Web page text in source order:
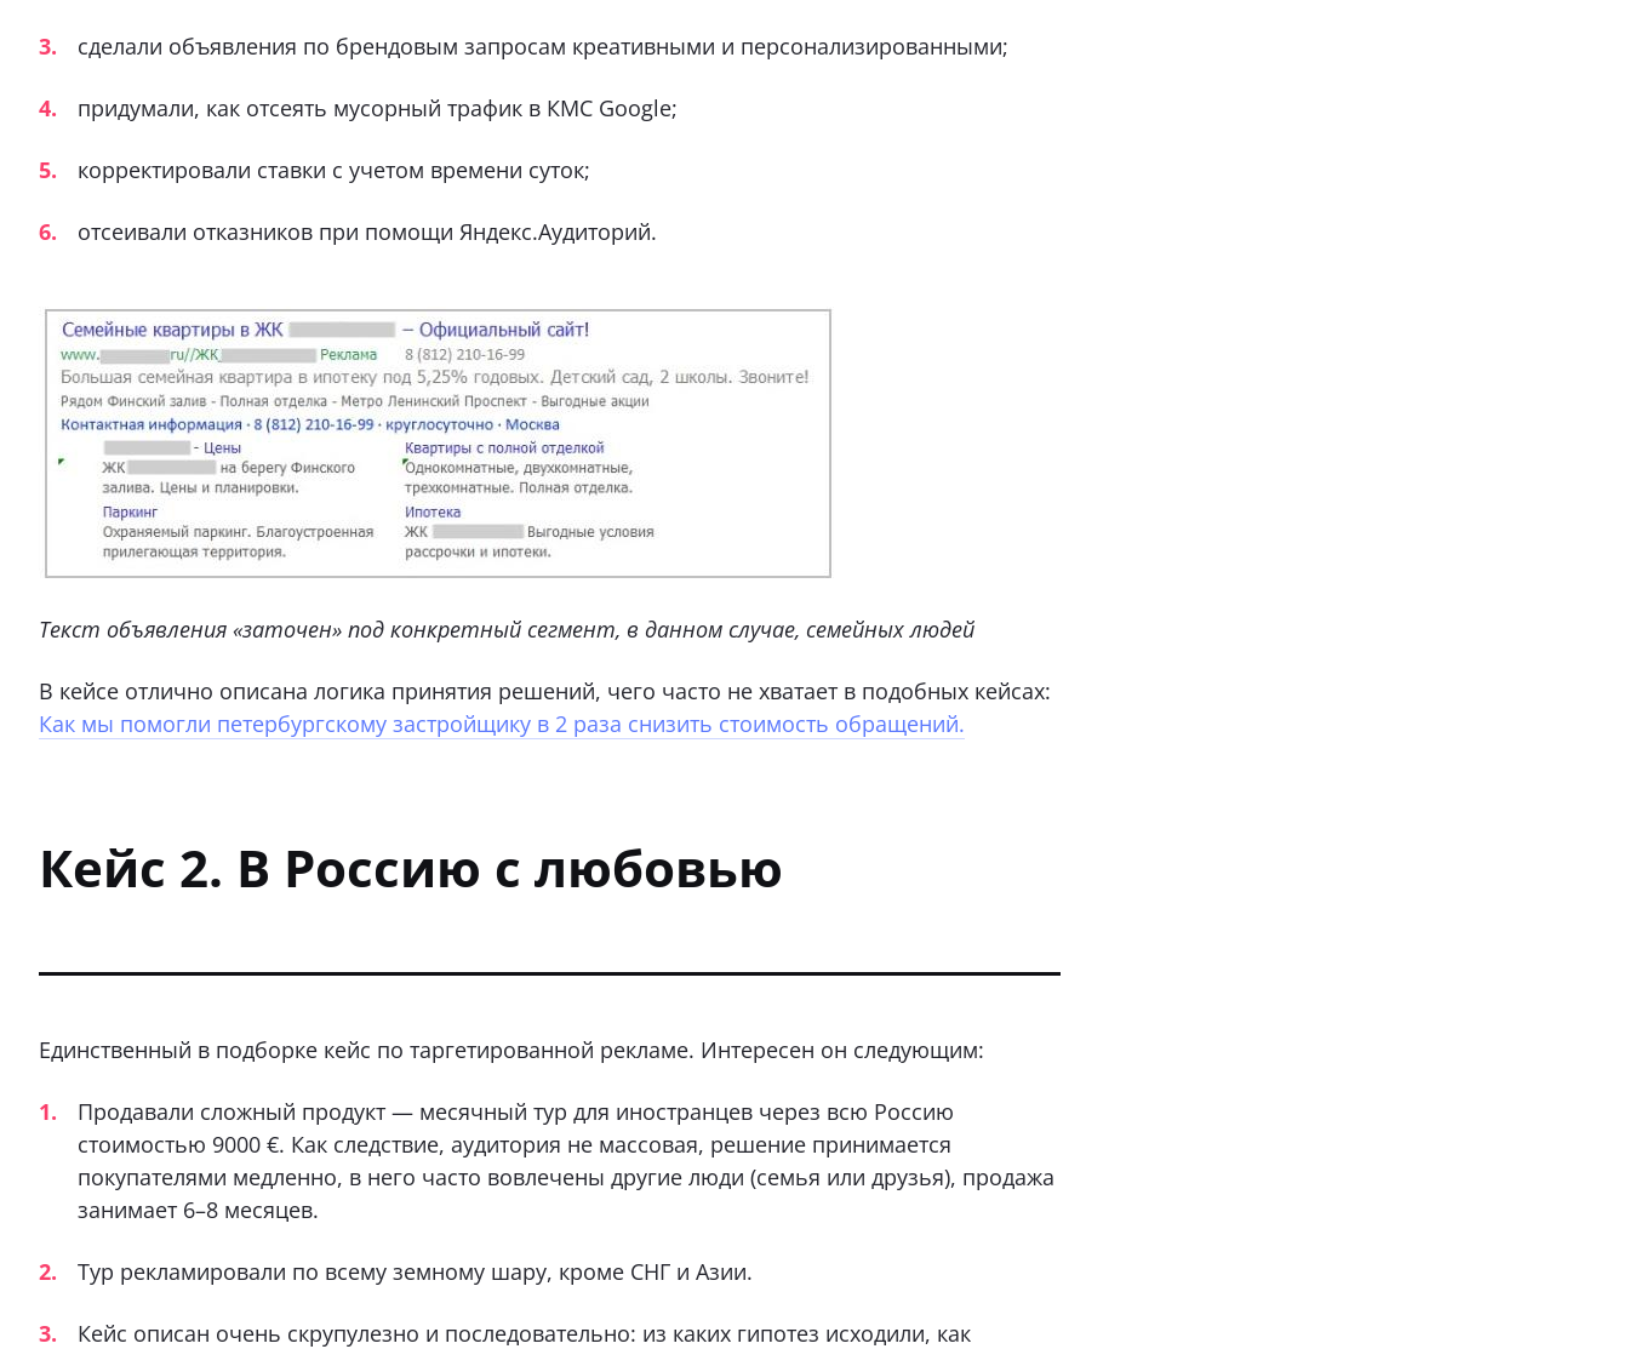
сделали объявления по брендовым запросам креативными и персонализированными;
придумали, как отсеять мусорный трафик в КМС Google;
корректировали ставки с учетом времени суток;
отсеивали отказников при помощи Яндекс.Аудиторий.
Текст объявления «заточен» под конкретный сегмент, в данном случае, семейных людей
В кейсе отлично описана логика принятия решений, чего часто не хватает в подобных кейсах:
Как мы помогли петербургскому застройщику в 2 раза снизить стоимость обращений.
Кейс 2. В Россию с любовью
Единственный в подборке кейс по таргетированной рекламе. Интересен он следующим:
Продавали сложный продукт — месячный тур для иностранцев через всю Россию
стоимостью 9000 €. Как следствие, аудитория не массовая, решение принимается
покупателями медленно, в него часто вовлечены другие люди (семья или друзья), продажа
занимает 6–8 месяцев.
Тур рекламировали по всему земному шару, кроме СНГ и Азии.
Кейс описан очень скрупулезно и последовательно: из каких гипотез исходили, как